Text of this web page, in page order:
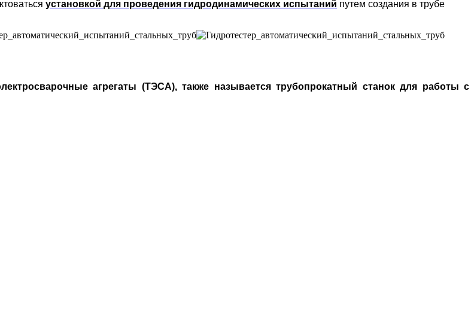
установкой для проведения гидродинамических испытаний путем создания в трубе
агрегаты (ТЭСА), также называется трубопрокатный станок для работы с